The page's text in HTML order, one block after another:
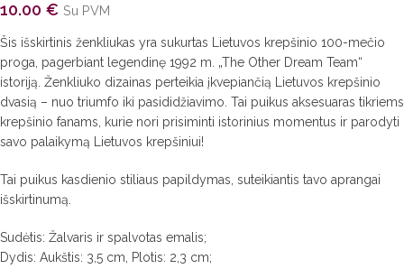
10.00 € Su PVM
Šis išskirtinis ženkliukas yra sukurtas Lietuvos krepšinio 100-mečio
proga, pagerbiant legendinę 1992 m. „The Other Dream Team“
istoriją. Ženkliuko dizainas perteikia įkvepiančią Lietuvos krepšinio
dvasią – nuo triumfo iki pasididžiavimo. Tai puikus aksesuaras tikriems
krepšinio fanams, kurie nori prisiminti istorinius momentus ir parodyti
savo palaikymą Lietuvos krepšiniui!
Tai puikus kasdienio stiliaus papildymas, suteikiantis tavo aprangai
išskirtinumą.
Sudėtis: Žalvaris ir spalvotas emalis;
Dydis: Aukštis: 3,5 cm, Plotis: 2,3 cm;